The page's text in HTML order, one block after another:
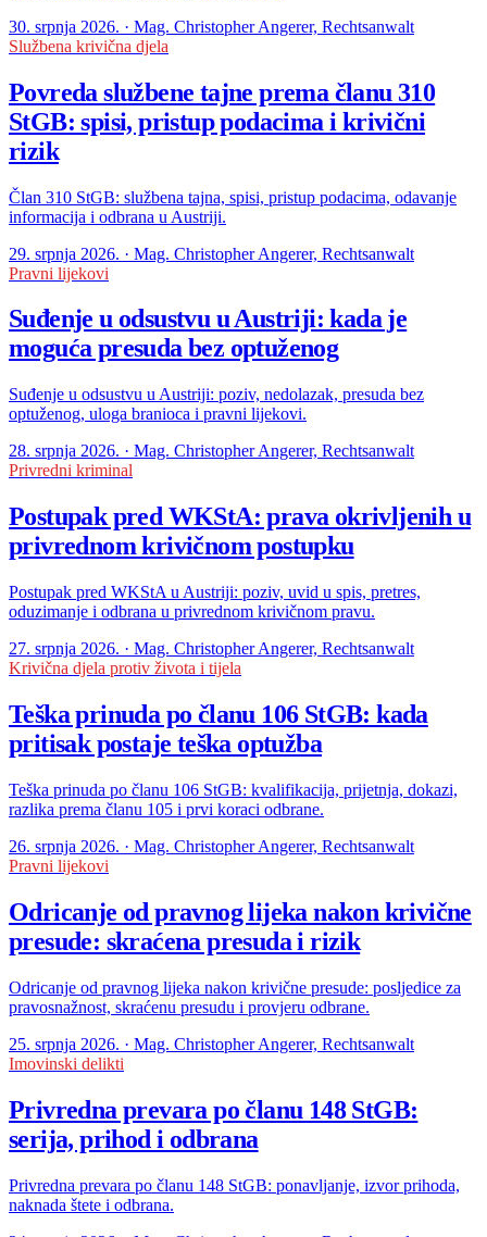
30. srpnja 2026. · Mag. Christopher Angerer, Rechtsanwalt
Službena krivična djela
Povreda službene tajne prema članu 310
StGB: spisi, pristup podacima i krivični
rizik
Član 310 StGB: službena tajna, spisi, pristup podacima, odavanje
informacija i odbrana u Austriji.
29. srpnja 2026. · Mag. Christopher Angerer, Rechtsanwalt
Pravni lijekovi
Suđenje u odsustvu u Austriji: kada je
moguća presuda bez optuženog
Suđenje u odsustvu u Austriji: poziv, nedolazak, presuda bez
optuženog, uloga branioca i pravni lijekovi.
28. srpnja 2026. · Mag. Christopher Angerer, Rechtsanwalt
Privredni kriminal
Postupak pred WKStA: prava okrivljenih u
privrednom krivičnom postupku
Postupak pred WKStA u Austriji: poziv, uvid u spis, pretres,
oduzimanje i odbrana u privrednom krivičnom pravu.
27. srpnja 2026. · Mag. Christopher Angerer, Rechtsanwalt
Krivična djela protiv života i tijela
Teška prinuda po članu 106 StGB: kada
pritisak postaje teška optužba
Teška prinuda po članu 106 StGB: kvalifikacija, prijetnja, dokazi,
razlika prema članu 105 i prvi koraci odbrane.
26. srpnja 2026. · Mag. Christopher Angerer, Rechtsanwalt
Pravni lijekovi
Odricanje od pravnog lijeka nakon krivične
presude: skraćena presuda i rizik
Odricanje od pravnog lijeka nakon krivične presude: posljedice za
pravosnažnost, skraćenu presudu i provjeru odbrane.
25. srpnja 2026. · Mag. Christopher Angerer, Rechtsanwalt
Imovinski delikti
Privredna prevara po članu 148 StGB:
serija, prihod i odbrana
Privredna prevara po članu 148 StGB: ponavljanje, izvor prihoda,
naknada štete i odbrana.